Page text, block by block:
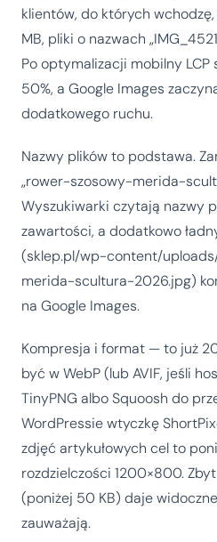
klientów, do których
MB, pliki o nazwach
Po optymalizacji mobilny
50%, a Google Images
dodatkowego ruchu.
Nazwy plików to podstawa.
„rower-szosowy-merida-
Wyszukiwarki czytają nazwy
zawartości, a dodatkowo
(sklep.pl/wp-content/
merida-scultura-2026.jpg)
na Google Images.
Kompresja i format — to już
być w WebP (lub AVIF, jeśli
TinyPNG albo Squoosh do
WordPressie wtyczkę
zdjęć artykułowych cel to
rozdzielczości 1200×800.
(poniżej 50 KB) daje
zauważają.